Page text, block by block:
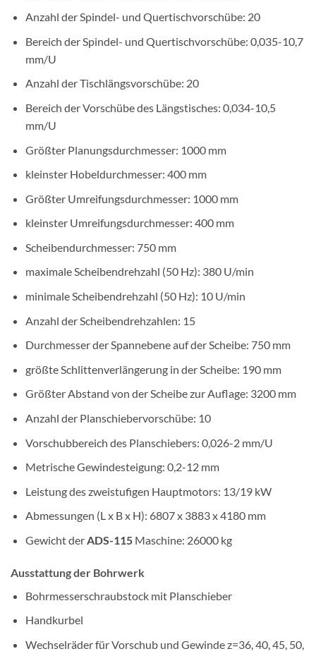
Anzahl der Spindel- und Quertischvorschübe: 20
Bereich der Spindel- und Quertischvorschübe: 0,035-10,7
mm/U
Anzahl der Tischlängsvorschübe: 20
Bereich der Vorschübe des Längstisches: 0,034-10,5
mm/U
Größter Planungsdurchmesser: 1000 mm
kleinster Hobeldurchmesser: 400 mm
Größter Umreifungsdurchmesser: 1000 mm
kleinster Umreifungsdurchmesser: 400 mm
Scheibendurchmesser: 750 mm
maximale Scheibendrehzahl (50 Hz): 380 U/min
minimale Scheibendrehzahl (50 Hz): 10 U/min
Anzahl der Scheibendrehzahlen: 15
Durchmesser der Spannebene auf der Scheibe: 750 mm
größte Schlittenverlängerung in der Scheibe: 190 mm
Größter Abstand von der Scheibe zur Auflage: 3200 mm
Anzahl der Planschiebervorschübe: 10
Vorschubbereich des Planschiebers: 0,026-2 mm/U
Metrische Gewindesteigung: 0,2-12 mm
Leistung des zweistufigen Hauptmotors: 13/19 kW
Abmessungen (L x B x H): 6807 x 3883 x 4180 mm
Gewicht derADS-115Maschine: 26000 kg
Ausstattung der Bohrwerk
Bohrmesserschraubstock mit Planschieber
Handkurbel
Wechselräder für Vorschub und Gewinde z=36, 40, 45, 50,